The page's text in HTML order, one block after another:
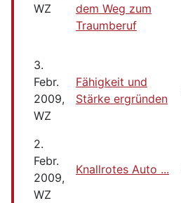
WZ
dem Weg zum
Traumberuf
3.
Febr.
2009,
WZ
Fähigkeit und
Stärke ergründen
2.
Febr.
2009,
WZ
Knallrotes Auto ...